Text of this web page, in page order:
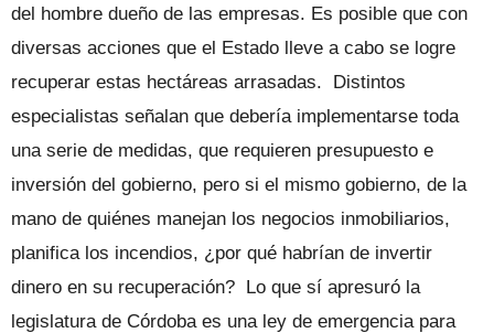
del hombre dueño de las empresas. Es posible que con
diversas acciones que el Estado lleve a cabo se logre
recuperar estas hectáreas arrasadas. Distintos
especialistas señalan que debería implementarse toda
una serie de medidas, que requieren presupuesto e
inversión del gobierno, pero si el mismo gobierno, de la
mano de quiénes manejan los negocios inmobiliarios,
planifica los incendios, ¿por qué habrían de invertir
dinero en su recuperación? Lo que sí apresuró la
legislatura de Córdoba es una ley de emergencia para